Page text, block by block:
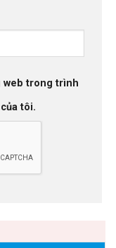
web trong trình
tôi.